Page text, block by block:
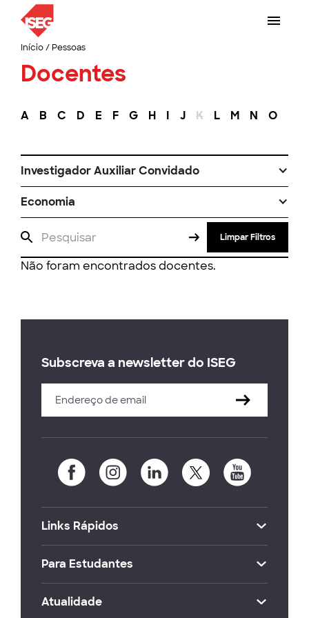
Início/ Pessoas
Docentes
A B C D E F G H I J K L M N O
Investigador Auxiliar Convidado
Economia
Limpar Filtros
Não foram encontrados docentes.
Subscreva a newsletter do ISEG
Links Rápidos
Para Estudantes
Atualidade